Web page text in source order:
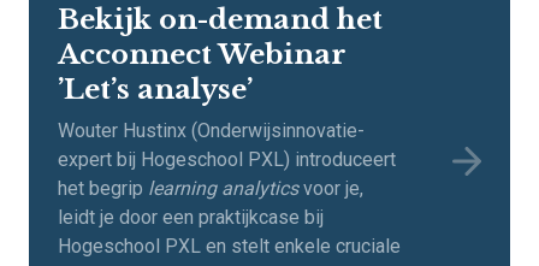
Bekijk on-demand het
Acconnect Webinar
’Let’s analyse’
Wouter Hustinx (Onderwijsinnovatie-
expert bij Hogeschool PXL) introduceert
het begrip learning analyticsvoor je,
leidt je door een praktijkcase bij
Hogeschool PXL en stelt enkele cruciale